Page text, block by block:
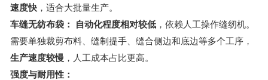
速度快 ，适合大批量生产。
车缝无纺布袋：
自动化程度相对较低 ，依赖人工操作缝纫机。
需要单独裁剪布料、缝制提手、缝合侧边和底边等多个工序，
生产速度较慢 ，人工成本占比更高。
强度与耐用性：